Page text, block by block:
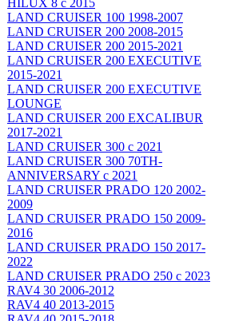
HILUX 8 с 2015
LAND CRUISER 100 1998-2007
LAND CRUISER 200 2008-2015
LAND CRUISER 200 2015-2021
LAND CRUISER 200 EXECUTIVE
2015-2021
LAND CRUISER 200 EXECUTIVE
LOUNGE
LAND CRUISER 200 EXCALIBUR
2017-2021
LAND CRUISER 300 с 2021
LAND CRUISER 300 70TH-
ANNIVERSARY с 2021
LAND CRUISER PRADO 120 2002-
2009
LAND CRUISER PRADO 150 2009-
2016
LAND CRUISER PRADO 150 2017-
2022
LAND CRUISER PRADO 250 с 2023
RAV4 30 2006-2012
RAV4 40 2013-2015